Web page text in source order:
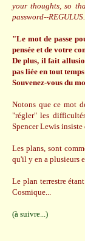
your thoughts, so
password--
"Le mot de passe
pensée et de votre
De plus, il fait
pas liée en tout
Souvenez-vous du
Notons que ce mot
"régler" les
Spencer Lewis
Les plans, sont
qu'il y en a plusieurs
Le plan terrestre
Cosmique...
(à suivre...)